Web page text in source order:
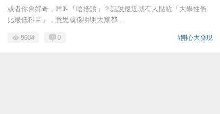
或者你會好奇，咩叫「唔抵讀」？話說最近就有人貼咗「大學性價
比最低科目」，意思就係明明大家都 ...
#開心大發現
9604 0